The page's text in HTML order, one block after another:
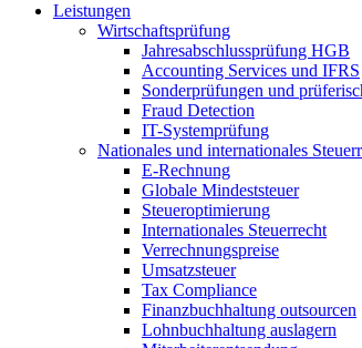
Leistungen
Wirtschaftsprüfung
Jahresabschlussprüfung HGB
Accounting Services und IFRS
Sonderprüfungen und
Fraud Detection
IT-Systemprüfung
Nationales und internationales
E-Rechnung
Globale Mindeststeuer
Steueroptimierung
Internationales Steuerrecht
Verrechnungspreise
Umsatzsteuer
Tax Compliance
Finanzbuchhaltung outsourcen
Lohnbuchhaltung auslagern